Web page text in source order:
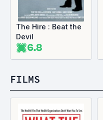
The Hire : Beat the
Devil
6.8
FILMS